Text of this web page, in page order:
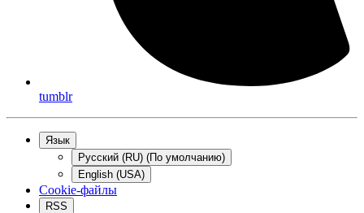
tumblr
Язык
Русский (RU) (По умолчанию)
English (USA)
Cookie-файлы
RSS